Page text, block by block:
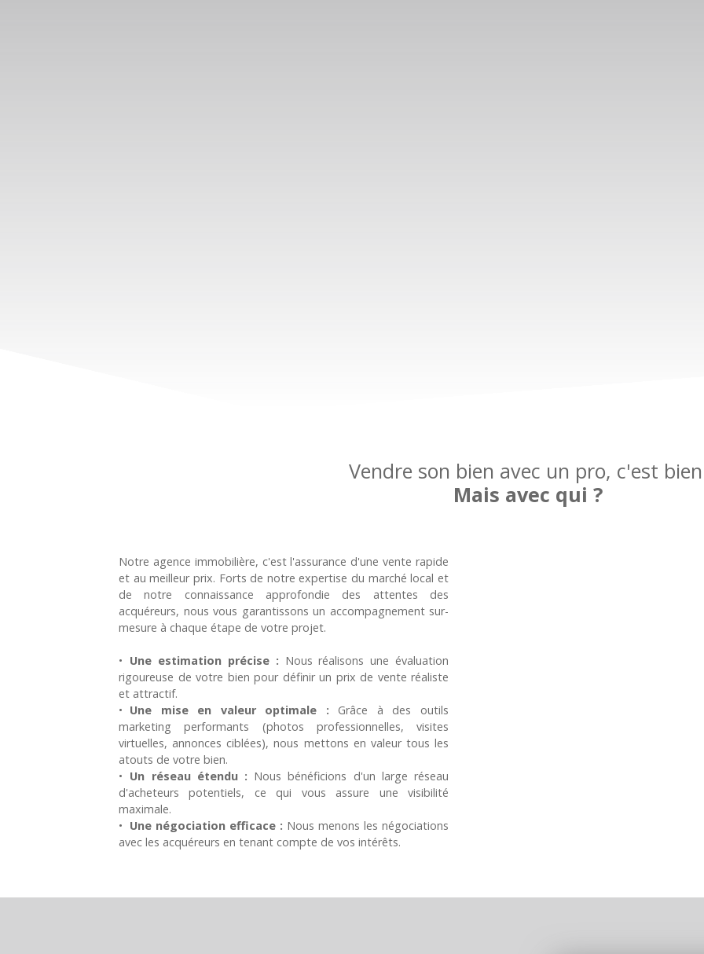
Vendre son bien avec un pro, c'est
Mais avec qui ?
Notre agence immobilière, c'est l'assurance d'une vente rapide
et au meilleur prix. Forts de notre expertise du marché local et
de notre connaissance approfondie des attentes des
acquéreurs, nous vous garantissons un accompagnement sur-
mesure à chaque étape de votre projet.
Une estimation précise : Nous réalisons une évaluation
rigoureuse de votre bien pour définir un prix de vente réaliste
et attractif.
Une mise en valeur optimale : Grâce à des outils
marketing performants (photos professionnelles, visites
virtuelles, annonces ciblées), nous mettons en valeur tous les
atouts de votre bien.
Un réseau étendu : Nous bénéficions d'un large réseau
d'acheteurs potentiels, ce qui vous assure une visibilité
maximale.
Une négociation efficace : Nous menons les négociations
avec les acquéreurs en tenant compte de vos intérêts.